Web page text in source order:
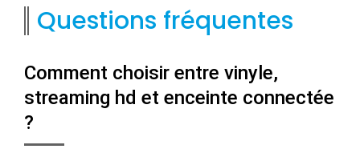
Questions fréquentes
Comment choisir entre vinyle,
streaming hd et enceinte connectée
?